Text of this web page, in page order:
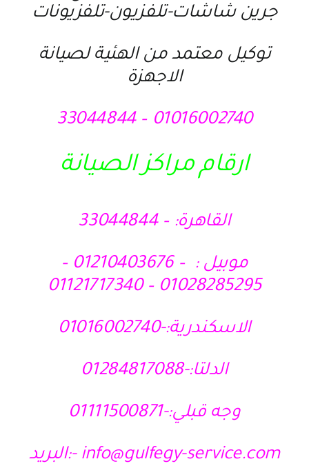
جرين شاشات-تلفزيون-تلفزيونات
توكيل معتمد من الهئية لصيانة
الاجهزة
01016002740 – 33044844
ارقام مراكز الصيانة
القاهرة: – 33044844
موبيل : – 01210403676 –
01028285295 – 01121717340
الاسكندرية:-01016002740
الدلتا:-01284817088
وجه قبلي:-01111500871
info@gulfegy-service.com -:البريد